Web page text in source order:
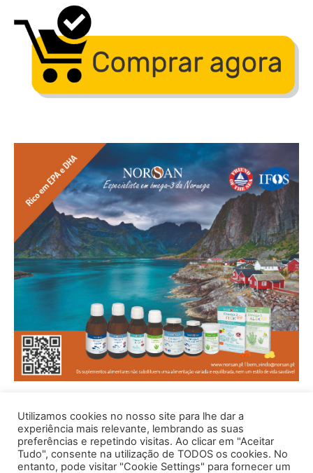
Utilizamos cookies no nosso site para lhe dar a
experiência mais relevante, lembrando as suas
preferências e repetindo visitas. Ao clicar em "Aceitar
Tudo", consente na utilização de TODOS os cookies. No
entanto, pode visitar "Cookie Settings" para fornecer um